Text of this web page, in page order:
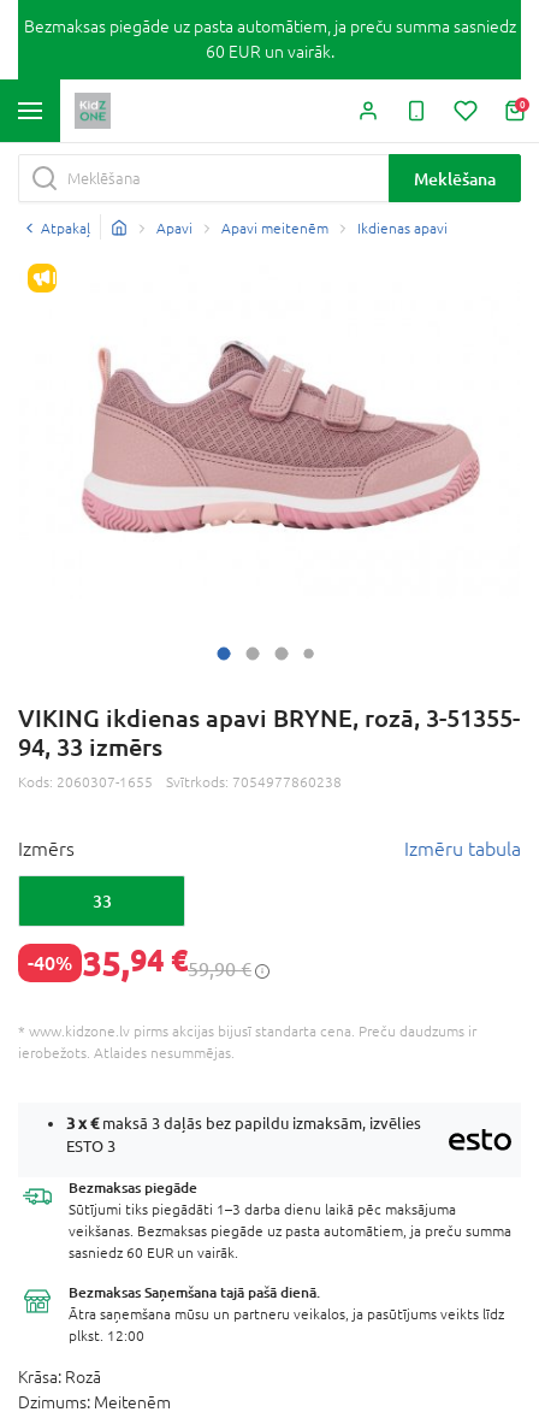
Bezmaksas piegāde uz pasta automātiem, ja preču summa sasniedz
60 EUR un vairāk.
0
Meklēšana
Atpakaļ Apavi Apavi meitenēm Ikdienas apavi
IZPĀRDOŠANA
VIKING ikdienas apavi BRYNE, rozā, 3-51355-
94, 33 izmērs
Kods: 2060307-1655 Svītrkods: 7054977860238
Izmērs Izmēru tabula
33
-40% 35,94 €59,90 €
* www.kidzone.lv pirms akcijas bijusī standarta cena. Preču daudzums ir
ierobežots. Atlaides nesummējas.
3 x€maksā 3 daļās bez papildu izmaksām, izvēlies
ESTO 3
Bezmaksas piegāde
Sūtījumi tiks piegādāti 1–3 darba dienu laikā pēc maksājuma
veikšanas. Bezmaksas piegāde uz pasta automātiem, ja preču summa
sasniedz 60 EUR un vairāk.
Bezmaksas Saņemšana tajā pašā dienā.
Ātra saņemšana mūsu un partneru veikalos, ja pasūtījums veikts līdz
plkst. 12:00
Krāsa: Rozā
Dzimums: Meitenēm